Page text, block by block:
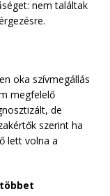
nem találtak
oka szívmegállás
megfelelő
de
szerint ha
lett volna a